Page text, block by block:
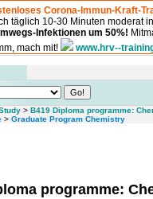
Corona-Immun-Kraft-
täglich 10-30 Minuten moderat
Infektionen um 50%!
mach mit!
www.hrv--
> B419 Diploma programme:
> Graduate Program Chemistry
programme: